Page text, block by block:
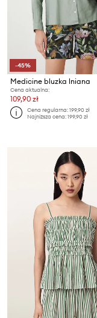
-45%
Medicine bluzka lniana
Cena aktualna:
109,90 zł
Cena regularna:199,90 zł
Najniższa cena:199,90 zł